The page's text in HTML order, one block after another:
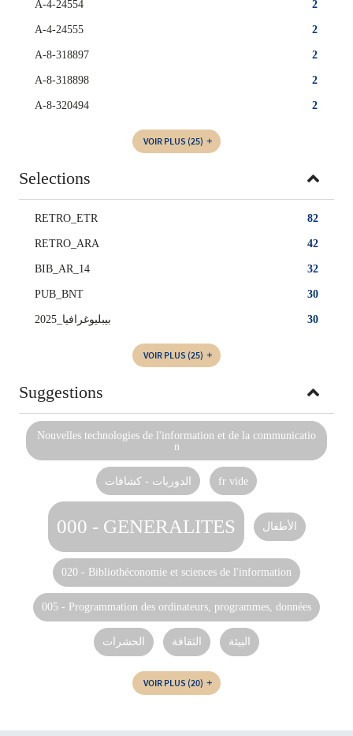
2
A-4-24554
2
A-4-24555
2
A-8-318897
2
A-8-318898
2
A-8-320494
VOIR PLUS (25)
Selections
82
RETRO_ETR
42
RETRO_ARA
32
BIB_AR_14
30
PUB_BNT
30 بيبليوغرافيا_2025
VOIR PLUS (25)
Suggestions
Nouvelles technologies de l'information et de la communicatio
n
الدوريات - كشافات fr vide
000 - GENERALITES الأطفال
020 - Bibliothéconomie et sciences de l'information
005 - Programmation des ordinateurs, programmes, données
الحشرات الثقافة البيئة
VOIR PLUS (20)